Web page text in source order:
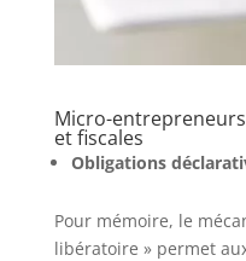
Micro-
et fiscales
Obligations
Pour mémoire, le
libératoire » permet